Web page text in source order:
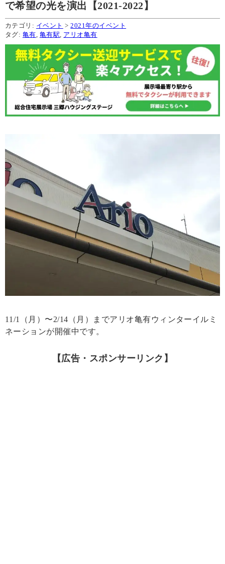
で希望の光を演出【2021-2022】
カテゴリ: イベント >2021年のイベント
タグ: 亀有 亀有駅 アリオ亀有
11/1（月）〜2/14（月）までアリオ亀有ウィンターイルミ
ネーションが開催中です。
【広告・スポンサーリンク】